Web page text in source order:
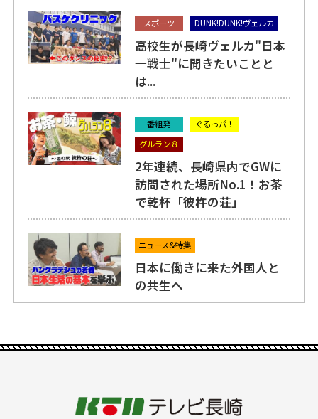
スポーツ DUNK!DUNK!ヴェルカ
高校生が長崎ヴェルカ"日本
一戦士"に聞きたいことと
は...
番組発
ぐるっパ！
グルラン８
2年連続、長崎県内でGWに
訪問された場所No.1！お茶
で乾杯「彼杵の荘」
ニュース&特集
日本に働きに来た外国人と
の共生へ